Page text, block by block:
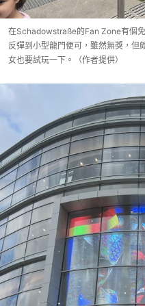
在Schadowstraße的Fan Zone有個
反彈到小型龍門便可，雖然無獎，但
女也要試玩一下。（作者提供）